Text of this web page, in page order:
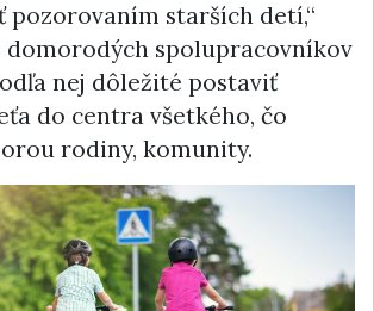
pozorovaním starších detí,“
domorodých spolupracovníkov
nej dôležité postaviť
do centra všetkého, čo
rodiny, komunity.